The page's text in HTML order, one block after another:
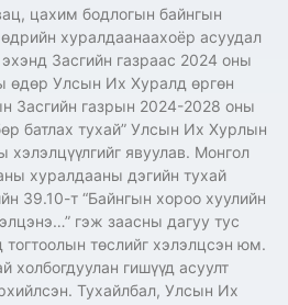
цахим бодлогын байнгын
хуралдаанаахоёр асуудал
Засгийн газраас 2024 оны
өдөр Улсын Их Хуралд өргөн
Засгийн газрын 2024-2028 оны
батлах тухай” Улсын Их Хурлын
хэлэлцүүлгийг явуулав. Монгол
хуралдааны дэгийн тухай
39.10-т “Байнгын хороо хуулийн
гэж заасны дагуу тус
төслийг хэлэлцсэн юм.
холбогдуулан гишүүд асуулт
Тухайлбал, Улсын Их